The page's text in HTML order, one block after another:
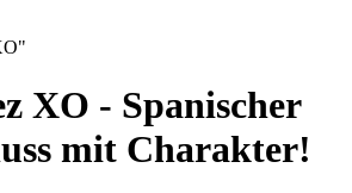
XO - Spanischer
mit Charakter!